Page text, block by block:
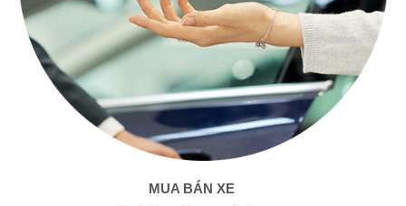
MUA BÁN XE